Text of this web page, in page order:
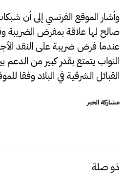
وأشار الموقع الفرنسي إلى أن
صالح لها علاقة بمفرض الضريبة
عندما فرض ضريبة على النقد
النواب يتمتع بقدر كبير من الدعم
القبائل الشرقية في البلاد وفقا
مشاركة الخبر
ذو صلة